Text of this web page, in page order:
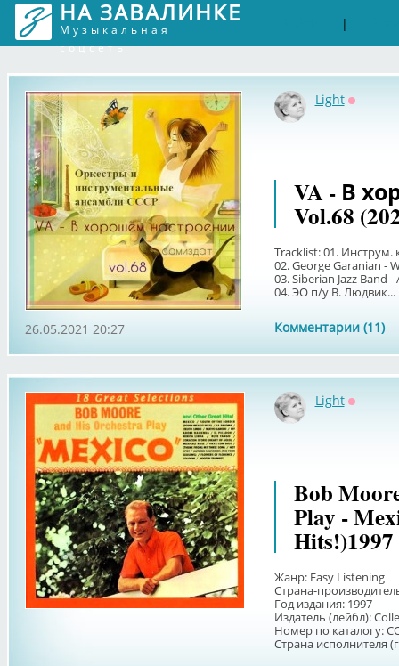
НА ЗАВАЛИНКЕ
Музыкальная
соцсеть
|
Light
VA - В
Vol.68
Tracklist: 01. Инструм.
02. George Garanian -
03. Siberian Jazz Band
04. ЭО п/у В. Людвик...
Комментарии (11)
26.05.2021 20:27
Light
Bob
Play -
Hits!)1997
Жанр: Easy Listening
Страна-
Год издания: 1997
Издатель (лейбл):
Номер по каталогу:
Страна исполнителя